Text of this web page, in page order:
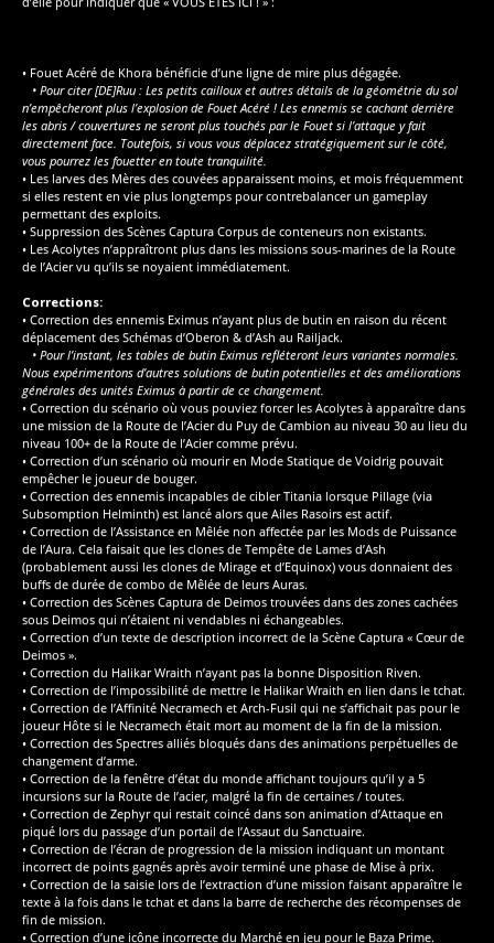
• Fouet Acéré de Khora bénéficie d’une ligne de mire plus dégagée.
• Pour citer [DE]Ruu : Les petits cailloux et autres détails de la géométrie du sol
n’empêcheront plus l’explosion de Fouet Acéré ! Les ennemis se cachant derrière
les abris / couvertures ne seront plus touchés par le Fouet si l’attaque y fait
directement face. Toutefois, si vous vous déplacez stratégiquement sur le côté,
vous pourrez les fouetter en toute tranquilité.
• Les larves des Mères des couvées apparaissent moins, et mois fréquemment
si elles restent en vie plus longtemps pour contrebalancer un gameplay
permettant des exploits.
• Suppression des Scènes Captura Corpus de conteneurs non existants.
• Les Acolytes n’appraîtront plus dans les missions sous-marines de la Route
de l’Acier vu qu’ils se noyaient immédiatement.
Corrections:
• Correction des ennemis Eximus n’ayant plus de butin en raison du récent
déplacement des Schémas d’Oberon & d’Ash au Railjack.
• Pour l’instant, les tables de butin Eximus refléteront leurs variantes normales.
Nous expérimentons d’autres solutions de butin potentielles et des améliorations
générales des unités Eximus à partir de ce changement.
• Correction du scénario où vous pouviez forcer les Acolytes à apparaître dans
une mission de la Route de l’Acier du Puy de Cambion au niveau 30 au lieu du
niveau 100+ de la Route de l’Acier comme prévu.
• Correction d’un scénario où mourir en Mode Statique de Voidrig pouvait
empêcher le joueur de bouger.
• Correction des ennemis incapables de cibler Titania lorsque Pillage (via
Subsomption Helminth) est lancé alors que Ailes Rasoirs est actif.
• Correction de l’Assistance en Mêlée non affectée par les Mods de Puissance
de l’Aura. Cela faisait que les clones de Tempête de Lames d’Ash
(probablement aussi les clones de Mirage et d’Equinox) vous donnaient des
buffs de durée de combo de Mêlée de leurs Auras.
• Correction des Scènes Captura de Deimos trouvées dans des zones cachées
sous Deimos qui n’étaient ni vendables ni échangeables.
• Correction d’un texte de description incorrect de la Scène Captura « Cœur de
Deimos ».
• Correction du Halikar Wraith n’ayant pas la bonne Disposition Riven.
• Correction de l’impossibilité de mettre le Halikar Wraith en lien dans le tchat.
• Correction de l’Affinité Necramech et Arch-Fusil qui ne s’affichait pas pour le
joueur Hôte si le Necramech était mort au moment de la fin de la mission.
• Correction des Spectres alliés bloqués dans des animations perpétuelles de
changement d’arme.
• Correction de la fenêtre d’état du monde affichant toujours qu’il y a 5
incursions sur la Route de l’acier, malgré la fin de certaines / toutes.
• Correction de Zephyr qui restait coincé dans son animation d’Attaque en
piqué lors du passage d’un portail de l’Assaut du Sanctuaire.
• Correction de l’écran de progression de la mission indiquant un montant
incorrect de points gagnés après avoir terminé une phase de Mise à prix.
• Correction de la saisie lors de l’extraction d’une mission faisant apparaître le
texte à la fois dans le tchat et dans la barre de recherche des récompenses de
fin de mission.
• Correction d’une icône incorrecte du Marché en jeu pour le Baza Prime.